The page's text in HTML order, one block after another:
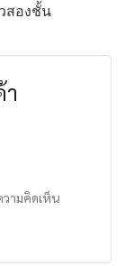
สองชั้น
ามคิดเห็น